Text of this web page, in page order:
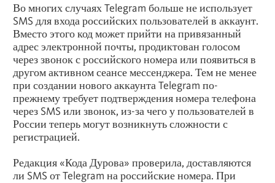
Во многих случаях Telegram больше не использует
SMS для входа российских пользователей в аккаунт.
Вместо этого код может прийти на привязанный
адрес электронной почты, продиктован голосом
через звонок с российского номера или появиться в
другом активном сеансе мессенджера. Тем не менее
при создании нового аккаунта Telegram по-
прежнему требует подтверждения номера телефона
через SMS или звонок, из-за чего у пользователей в
России теперь могут возникнуть сложности с
регистрацией.
Редакция «Кода Дурова» проверила, доставляются
ли SMS от Telegram на российские номера. При